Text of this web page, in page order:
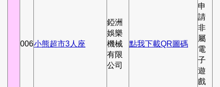
006小熊超市3人座
錏洲
娛樂
機械
有限
公司
點我下載QR圖碼
申
請
非
屬
電
子
遊
戲